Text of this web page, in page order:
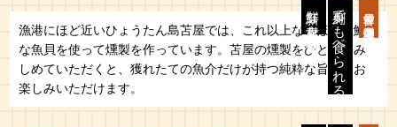
苫屋の燻製②
刺身でも食べられる
新鮮な素材を使用
漁港にほど近いひょうたん島苫屋では、これ以上ないほど新鮮
な魚貝を使って燻製を作っています。苫屋の燻製をひと口かみ
しめていただくと、獲れたての魚介だけが持つ純粋な旨みをお
楽しみいただけます。